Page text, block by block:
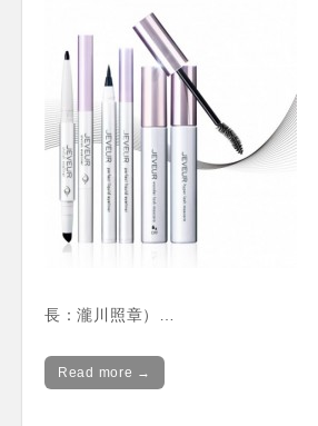
長：瀧川照章）…
Read more →